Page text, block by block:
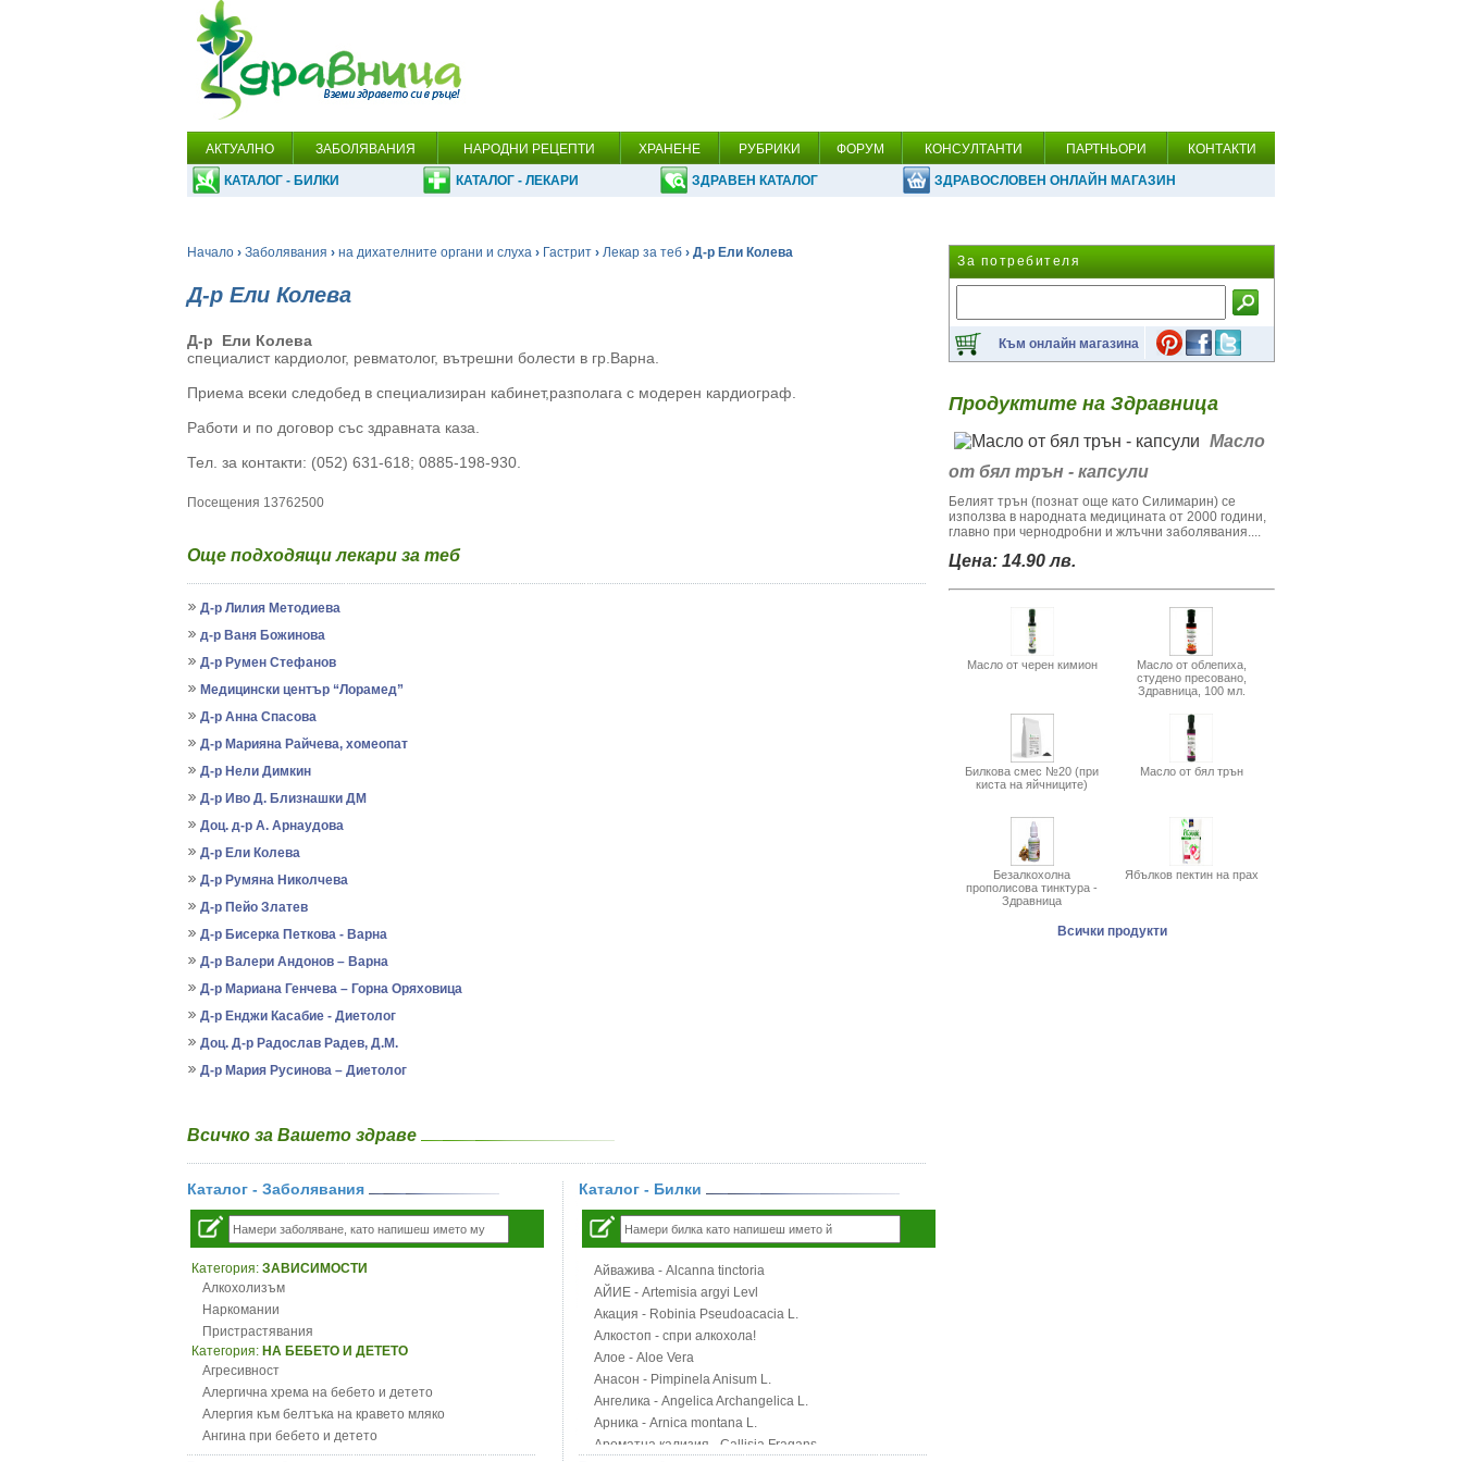
АКТУАЛНО ЗАБОЛЯВАНИЯ НАРОДНИ РЕЦЕПТИ ХРАНЕНЕ РУБРИКИ ФОРУМ КОНСУЛТАНТИ ПАРТНЬОРИ КОНТАКТИ
КАТАЛОГ - БИЛКИ КАТАЛОГ - ЛЕКАРИ ЗДРАВЕН КАТАЛОГ ЗДРАВОСЛОВЕН ОНЛАЙН МАГАЗИН
Начало › Заболявания › на дихателните органи и слуха › Гастрит › Лекар за теб › Д-р Ели Колева
Д-р Ели Колева
Д-р Ели Колева
специалист кардиолог, ревматолог, вътрешни болести в гр.Варна.
Приема всеки следобед в специализиран кабинет,разполага с модерен кардиограф.
Работи и по договор със здравната каза.
Тел. за контакти: (052) 631-618; 0885-198-930.
Посещения 13762500
Още подходящи лекари за теб
Д-р Лилия Методиева
д-р Ваня Божинова
Д-р Румен Стефанов
Медицински център “Лорамед”
Д-р Анна Спасова
Д-р Марияна Райчева, хомеопат
Д-р Нели Димкин
Д-р Иво Д. Близнашки ДМ
Доц. д-р А. Арнаудова
Д-р Ели Колева
Д-р Румяна Николчева
Д-р Пейо Златев
Д-р Бисерка Петкова - Варна
Д-р Валери Андонов – Варна
Д-р Мариана Генчева – Горна Оряховица
Д-р Енджи Касабие - Диетолог
Доц. Д-р Радослав Радев, Д.М.
Д-р Мария Русинова – Диетолог
Всичко за Вашето здраве
Каталог - Заболявания
Категория: ЗАВИСИМОСТИ
Алкохолизъм
Наркомании
Пристрастявания
Категория: НА БЕБЕТО И ДЕТЕТО
Агресивност
Алергична хрема на бебето и детето
Алергия към белтъка на кравето мляко
Ангина при бебето и детето
Анемия при бебето и детето
Каталог - Билки
Айважива - Alcanna tinctoria
АЙИЕ - Artemisia argyi Levl
Акация - Robinia Pseudoacacia L.
Алкостоп - спри алкохола!
Алое - Aloe Vera
Анасон - Pimpinela Anisum L.
Ангелика - Angelica Archangelica L.
Арника - Arnica montana L.
Ароматна кализия - Callisia Fragans
За потребителя
Към онлайн магазина
Продуктите на Здравница
Масло
от бял трън - капсули
Белият трън (познат още като Силимарин) се
използва в народната медицината от 2000 години,
главно при чернодробни и жлъчни заболявания....
Цена: 14.90 лв.
Масло от черен кимион
Масло от облепиха,
студено пресовано,
Здравница, 100 мл.
Билкова смес №20 (при
киста на яйчниците)
Масло от бял трън
Безалкохолна
прополисова тинктура -
Здравница
Ябълков пектин на прах
Всички продукти